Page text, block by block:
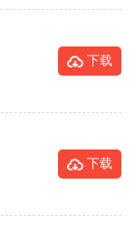
下载
下载